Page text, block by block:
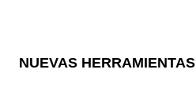
NUEVAS HERRAMIENTAS